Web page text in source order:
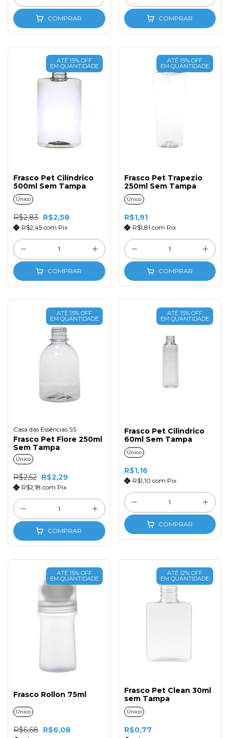
COMPRAR COMPRAR
ATÉ 15% OFF
EM QUANTIDADE
Frasco Pet Cilíndrico
500ml Sem Tampa
Único
R$2,83 R$2,58
R$2,45 com Pix
COMPRAR
ATÉ 15% OFF
EM QUANTIDADE
Frasco Pet Trapezio
250ml Sem Tampa
Único
R$1,91
R$1,81 com Pix
COMPRAR
ATÉ 15% OFF
EM QUANTIDADE
Casa das Essências SS
Frasco Pet Fiore 250ml
Sem Tampa
Único
R$2,52 R$2,29
R$2,18 com Pix
COMPRAR
ATÉ 15% OFF
EM QUANTIDADE
Frasco Pet Cilindrico
60ml Sem Tampa
Único
R$1,16
R$1,10 com Pix
COMPRAR
ATÉ 15% OFF
EM QUANTIDADE
Frasco Rollon 75ml
Único
R$6,68 R$6,08
ATÉ 12% OFF
EM QUANTIDADE
Frasco Pet Clean 30ml
sem Tampa
Único
R$0,77